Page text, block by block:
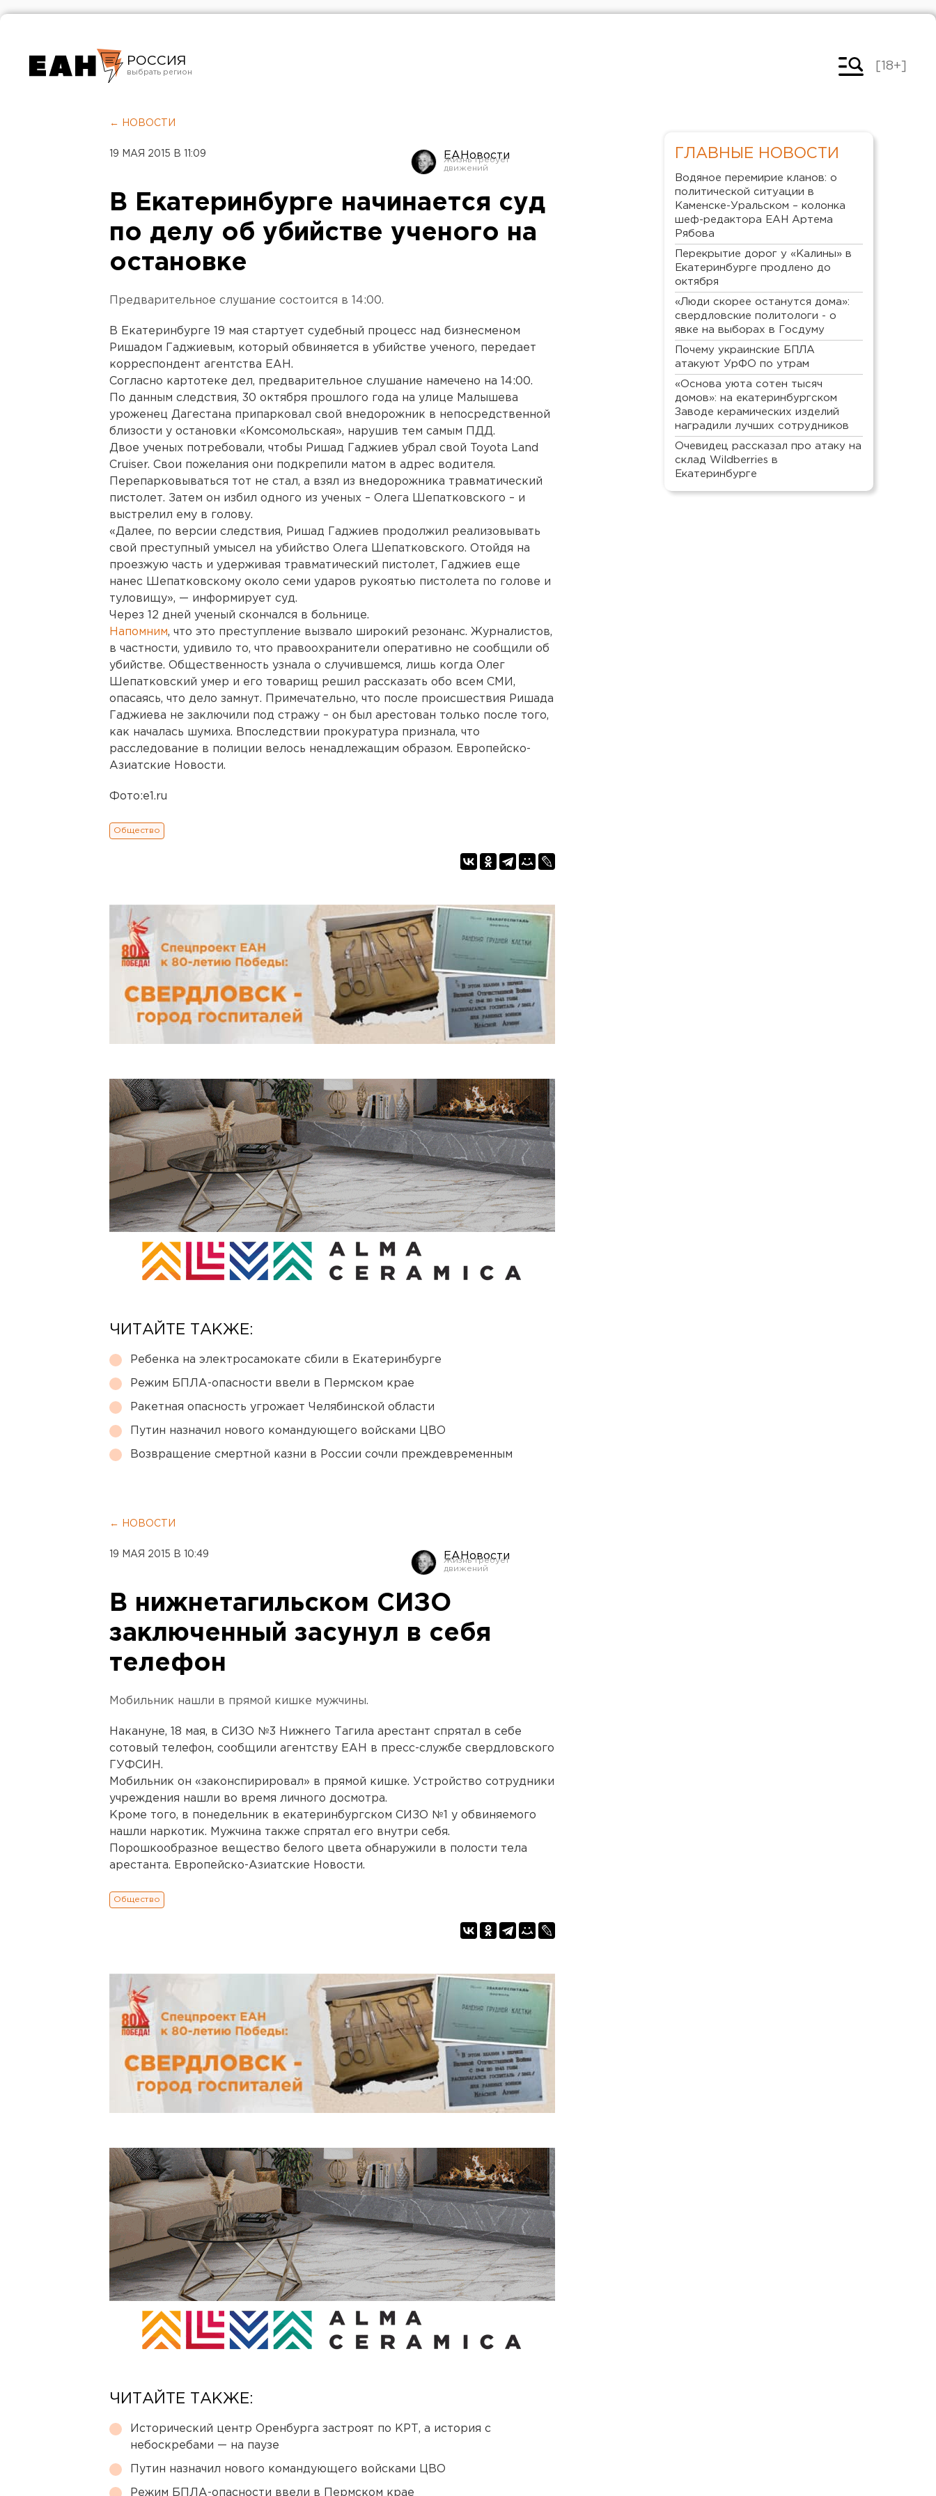
РОССИЯ
Челябинск
[18+]
← НОВОСТИ
19 МАЯ 2015 В 11:09 ЕАНовости
В Екатеринбурге начинается суд
по делу об убийстве ученого на
остановке
Предварительное слушание состоится в 14:00.
В Екатеринбурге 19 мая стартует судебный процесс над бизнесменом
Ришадом Гаджиевым, который обвиняется в убийстве ученого, передает
корреспондент агентства ЕАН.
Согласно картотеке дел, предварительное слушание намечено на 14:00.
По данным следствия, 30 октября прошлого года на улице Малышева
уроженец Дагестана припарковал свой внедорожник в непосредственной
близости у остановки «Комсомольская», нарушив тем самым ПДД.
Двое ученых потребовали, чтобы Ришад Гаджиев убрал свой Toyota Land
Cruiser. Свои пожелания они подкрепили матом в адрес водителя.
Перепарковываться тот не стал, а взял из внедорожника травматический
пистолет. Затем он избил одного из ученых – Олега Шепатковского – и
выстрелил ему в голову.
«Далее, по версии следствия, Ришад Гаджиев продолжил реализовывать
свой преступный умысел на убийство Олега Шепатковского. Отойдя на
проезжую часть и удерживая травматический пистолет, Гаджиев еще
нанес Шепатковскому около семи ударов рукоятью пистолета по голове и
туловищу», — информирует суд.
Через 12 дней ученый скончался в больнице.
Напомним, что это преступление вызвало широкий резонанс. Журналистов,
в частности, удивило то, что правоохранители оперативно не сообщили об
убийстве. Общественность узнала о случившемся, лишь когда Олег
Шепатковский умер и его товарищ решил рассказать обо всем СМИ,
опасаясь, что дело замнут. Примечательно, что после происшествия Ришада
Гаджиева не заключили под стражу – он был арестован только после того,
как началась шумиха. Впоследствии прокуратура признала, что
расследование в полиции велось ненадлежащим образом. Европейско-
Азиатские Новости.
Фото:e1.ru
Общество
ЧИТАЙТЕ ТАКЖЕ:
Ребенка на электросамокате сбили в Екатеринбурге
Режим БПЛА-опасности ввели в Пермском крае
Ракетная опасность угрожает Челябинской области
Путин назначил нового командующего войсками ЦВО
Возвращение смертной казни в России сочли преждевременным
← НОВОСТИ
19 МАЯ 2015 В 10:49 ЕАНовости
В нижнетагильском СИЗО
заключенный засунул в себя
телефон
Мобильник нашли в прямой кишке мужчины.
Накануне, 18 мая, в СИЗО №3 Нижнего Тагила арестант спрятал в себе
сотовый телефон, сообщили агентству ЕАН в пресс-службе свердловского
ГУФСИН.
Мобильник он «законспирировал» в прямой кишке. Устройство сотрудники
учреждения нашли во время личного досмотра.
Кроме того, в понедельник в екатеринбургском СИЗО №1 у обвиняемого
нашли наркотик. Мужчина также спрятал его внутри себя.
Порошкообразное вещество белого цвета обнаружили в полости тела
арестанта. Европейско-Азиатские Новости.
Общество
ЧИТАЙТЕ ТАКЖЕ:
Исторический центр Оренбурга застроят по КРТ, а история с
небоскребами — на паузе
Путин назначил нового командующего войсками ЦВО
Режим БПЛА-опасности ввели в Пермском крае
ГЛАВНЫЕ НОВОСТИ
Водяное перемирие кланов: о
политической ситуации в
Каменске-Уральском – колонка
шеф-редактора ЕАН Артема
Рябова
Перекрытие дорог у «Калины» в
Екатеринбурге продлено до
октября
«Люди скорее останутся дома»:
свердловские политологи - о
явке на выборах в Госдуму
Почему украинские БПЛА
атакуют УрФО по утрам
«Основа уюта сотен тысяч
домов»: на екатеринбургском
Заводе керамических изделий
наградили лучших сотрудников
Очевидец рассказал про атаку на
склад Wildberries в
Екатеринбурге